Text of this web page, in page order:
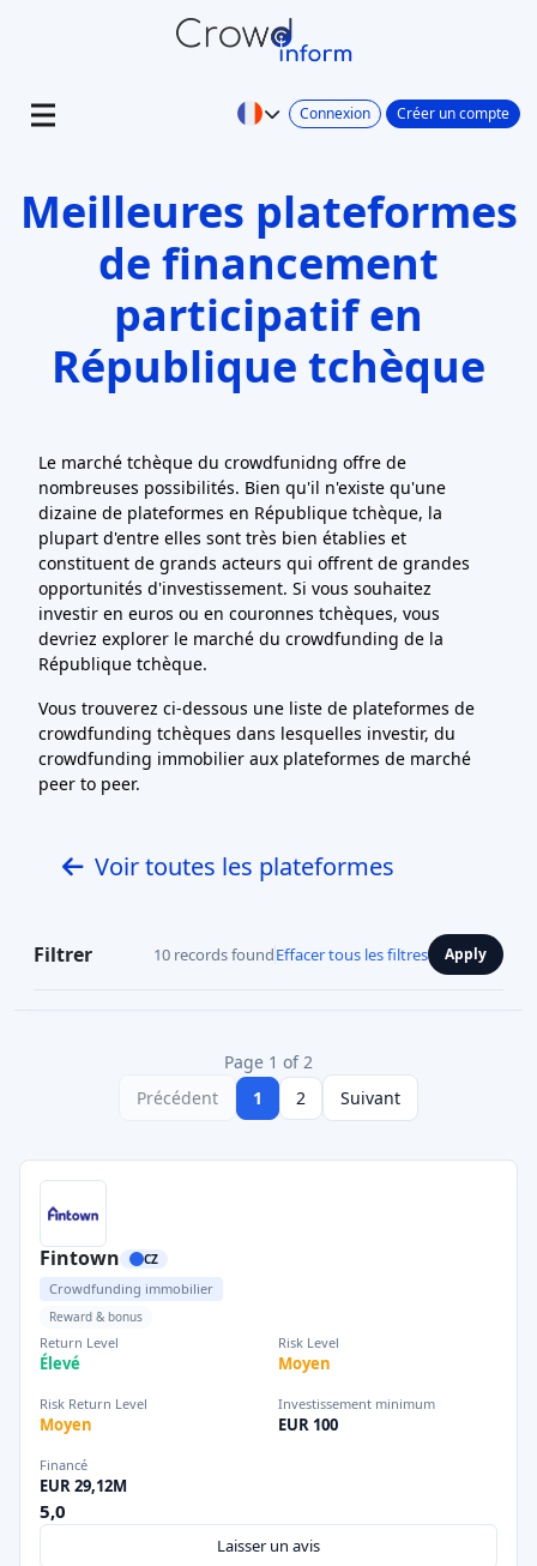
Connexion Créer un compte
Meilleures plateformes
de financement
participatif en
République tchèque
Le marché tchèque du crowdfunidng offre de
nombreuses possibilités. Bien qu'il n'existe qu'une
dizaine de plateformes en République tchèque, la
plupart d'entre elles sont très bien établies et
constituent de grands acteurs qui offrent de grandes
opportunités d'investissement. Si vous souhaitez
investir en euros ou en couronnes tchèques, vous
devriez explorer le marché du crowdfunding de la
République tchèque.
Vous trouverez ci-dessous une liste de plateformes de
crowdfunding tchèques dans lesquelles investir, du
crowdfunding immobilier aux plateformes de marché
peer to peer.
Voir toutes les plateformes
Filtrer 10 records foundEffacer tous les filtres Apply
Page 1 of 2
Précédent
1 2 Suivant
Fintown CZ
Crowdfunding immobilier
Reward & bonus
Return Level
Élevé
Risk Level
Moyen
Risk Return Level
Moyen
Investissement minimum
EUR 100
Financé
EUR 29,12M
5,0
Laisser un avis